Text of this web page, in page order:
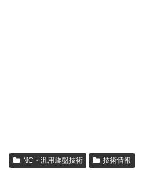
NC・汎用旋盤技術 技術情報